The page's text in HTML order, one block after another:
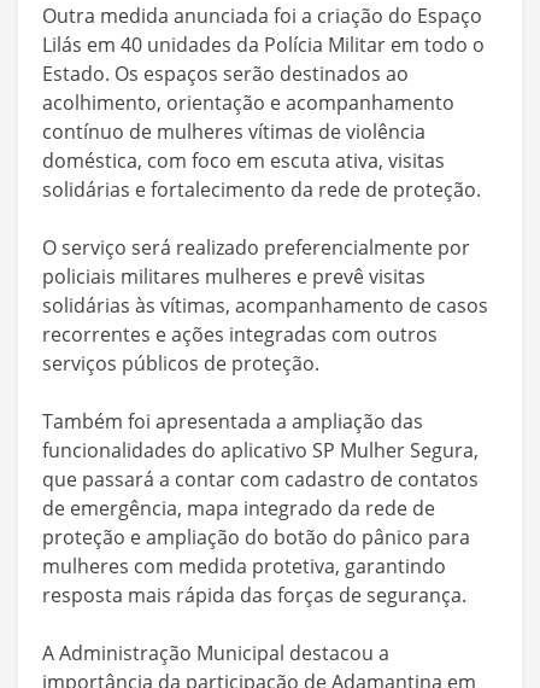
Outra medida anunciada foi a criação do Espaço
Lilás em 40 unidades da Polícia Militar em todo o
Estado. Os espaços serão destinados ao
acolhimento, orientação e acompanhamento
contínuo de mulheres vítimas de violência
doméstica, com foco em escuta ativa, visitas
solidárias e fortalecimento da rede de proteção.
O serviço será realizado preferencialmente por
policiais militares mulheres e prevê visitas
solidárias às vítimas, acompanhamento de casos
recorrentes e ações integradas com outros
serviços públicos de proteção.
Também foi apresentada a ampliação das
funcionalidades do aplicativo SP Mulher Segura,
que passará a contar com cadastro de contatos
de emergência, mapa integrado da rede de
proteção e ampliação do botão do pânico para
mulheres com medida protetiva, garantindo
resposta mais rápida das forças de segurança.
A Administração Municipal destacou a
importância da participação de Adamantina em